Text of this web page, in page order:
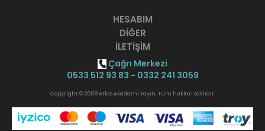
HESABIM
DİĞER
İLETİŞİM
Çağrı Merkezi
0533 512 93 83 - 0332 241 3059
Copyright © 2008 Atlas Akademi Yayın. Tüm hakları saklıdır.